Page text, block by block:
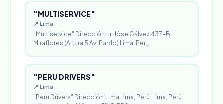
"MULTISERVICE"
📍 Lima
"Multiservice" Dirección: Jr. Jóse Gálvez 437-B
Miraflores (Altura 5 Av. Pardo) Lima, Per…
"PERU DRIVERS"
📍 Lima
"Peru Drivers" Dirección: Lima Lima, Perú. Lima, Perú.